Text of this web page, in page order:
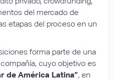
del mercado de
etapas del proceso en un
forma parte de una
cuyo objetivo es
de América Latina”, en